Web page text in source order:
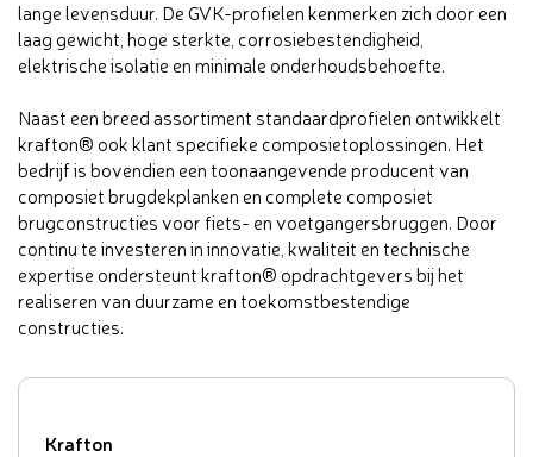
lange levensduur. De GVK-profielen kenmerken zich door een
laag gewicht, hoge sterkte, corrosiebestendigheid,
elektrische isolatie en minimale onderhoudsbehoefte.
Naast een breed assortiment standaardprofielen ontwikkelt
krafton® ook klant specifieke composietoplossingen. Het
bedrijf is bovendien een toonaangevende producent van
composiet brugdekplanken en complete composiet
brugconstructies voor fiets- en voetgangersbruggen. Door
continu te investeren in innovatie, kwaliteit en technische
expertise ondersteunt krafton® opdrachtgevers bij het
realiseren van duurzame en toekomstbestendige
constructies.
Krafton